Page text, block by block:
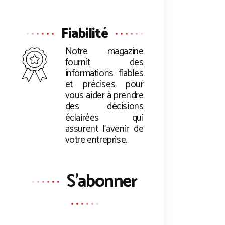
Fiabilité
Notre magazine
fournit des
informations fiables
et précises pour
vous aider à prendre
des décisions
éclairées qui
assurent l’avenir de
votre entreprise.
S'abonner